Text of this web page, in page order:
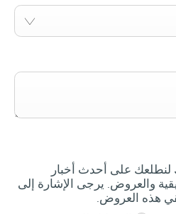
على أحدث أخبار
والعروض. يرجى الإشارة إلى
هذه العروض.